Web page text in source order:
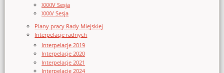
XXXIV Sesja
XXXV Sesja
Plany pracy Rady Miejskiej
Interpelacje radnych
Interpelacje 2019
Interpelacje 2020
Interpelacje 2021
Interpelacje 2024